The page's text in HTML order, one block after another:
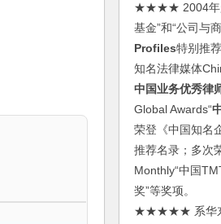
★★★★ 2004年
基金”和“公司与
Profiles特别推
知名法律媒体
中国业务优秀律
Global Awards“
荣登《中国知名
推荐名录；多次
Monthly“中国
奖”等奖项。
★★★★★ 系华东